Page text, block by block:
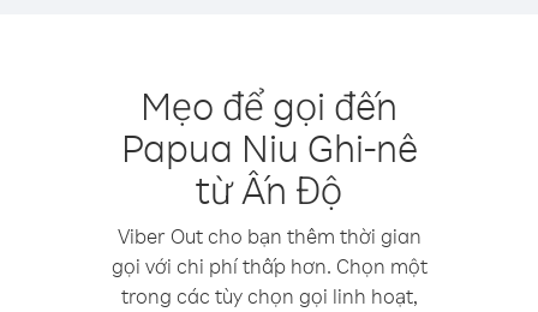
Mẹo để gọi đến
Papua Niu Ghi-nê
từ Ấn Độ
Viber Out cho bạn thêm thời gian
gọi với chi phí thấp hơn. Chọn một
trong các tùy chọn gọi linh hoạt,